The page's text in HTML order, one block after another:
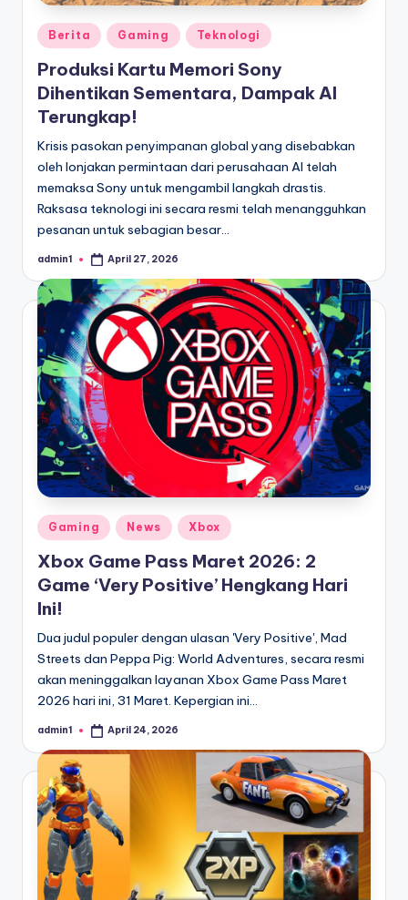
Posted
in
Berita Gaming Teknologi
Produksi Kartu Memori Sony
Dihentikan Sementara, Dampak AI
Terungkap!
Krisis pasokan penyimpanan global yang disebabkan
oleh lonjakan permintaan dari perusahaan AI telah
memaksa Sony untuk mengambil langkah drastis.
Raksasa teknologi ini secara resmi telah menangguhkan
pesanan untuk sebagian besar…
Posted
admin1 April 27, 2026
Posted
in
Gaming News Xbox
Xbox Game Pass Maret 2026: 2
Game ‘Very Positive’ Hengkang Hari
Ini!
Dua judul populer dengan ulasan 'Very Positive', Mad
Streets dan Peppa Pig: World Adventures, secara resmi
akan meninggalkan layanan Xbox Game Pass Maret
2026 hari ini, 31 Maret. Kepergian ini…
Posted
admin1 April 24, 2026